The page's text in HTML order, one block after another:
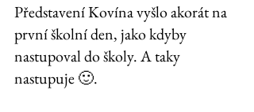
Představení Kovína vyšlo akorát na
první školní den, jako kdyby
nastupoval do školy. A taky
nastupuje 🙂.